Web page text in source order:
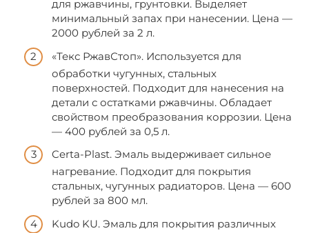
для ржавчины, грунтовки. Выделяет
минимальный запах при нанесении. Цена —
2000 рублей за 2 л.
«Текс РжавСтоп». Используется для
обработки чугунных, стальных
поверхностей. Подходит для нанесения на
детали с остатками ржавчины. Обладает
свойством преобразования коррозии. Цена
— 400 рублей за 0,5 л.
Certa-Plast. Эмаль выдерживает сильное
нагревание. Подходит для покрытия
стальных, чугунных радиаторов. Цена — 600
рублей за 800 мл.
Kudo KU. Эмаль для покрытия различных